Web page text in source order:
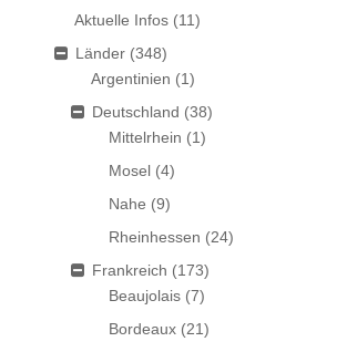
Aktuelle Infos (11)
Länder (348)
Argentinien (1)
Deutschland (38)
Mittelrhein (1)
Mosel (4)
Nahe (9)
Rheinhessen (24)
Frankreich (173)
Beaujolais (7)
Bordeaux (21)